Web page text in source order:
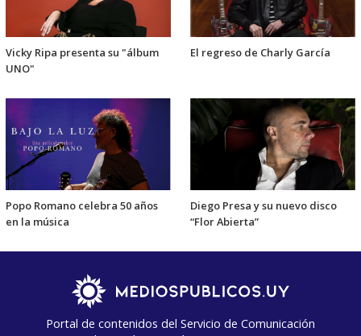
Vicky Ripa presenta su "álbum
UNO"
El regreso de Charly García
Popo Romano celebra 50 años
en la música
Diego Presa y su nuevo disco
“Flor Abierta”
Portal de contenidos del Servicio de Comunicación